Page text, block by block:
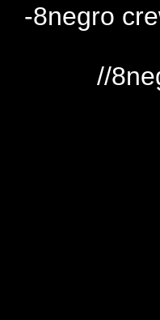
-8negro
//